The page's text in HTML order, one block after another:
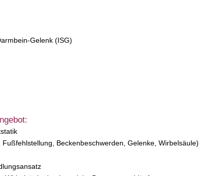
Gelenk (ISG)
Beckenbeschwerden, Gelenke, Wirbelsäule)